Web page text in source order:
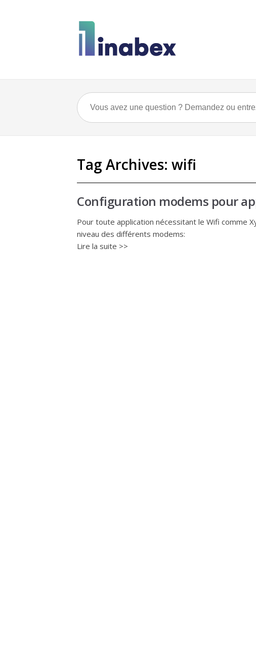
Tag Archives: wifi
Configuration modems pour
Pour toute application nécessitant le Wifi comme
niveau des différents modems:
Lire la suite >>